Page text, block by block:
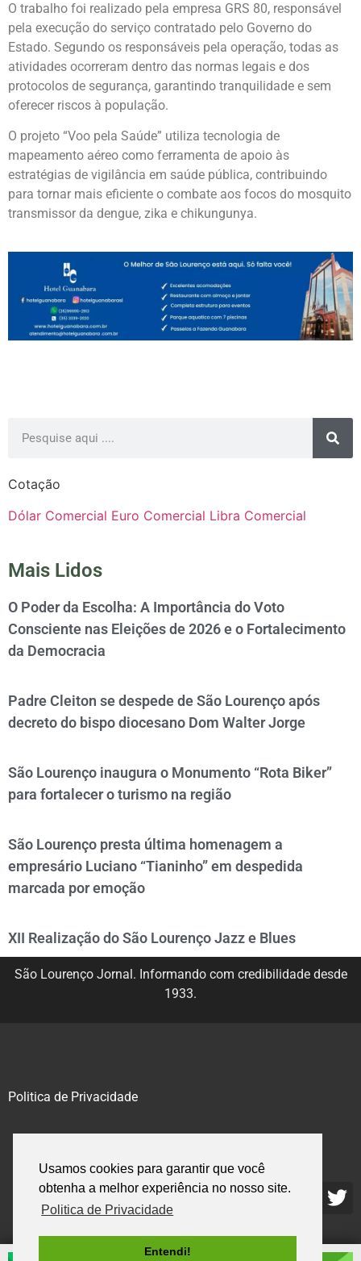
Usamos cookies para garantir que você
obtenha a melhor experiência no nosso site.
Politica de Privacidade
Entendi!
O trabalho foi realizado pela empresa GRS 80, responsável
pela execução do serviço contratado pelo Governo do
Estado. Segundo os responsáveis pela operação, todas as
atividades ocorreram dentro das normas legais e dos
protocolos de segurança, garantindo tranquilidade e sem
oferecer riscos à população.
O projeto “Voo pela Saúde” utiliza tecnologia de
mapeamento aéreo como ferramenta de apoio às
estratégias de vigilância em saúde pública, contribuindo
para tornar mais eficiente o combate aos focos do mosquito
transmissor da dengue, zika e chikungunya.
Cotação
Dólar Comercial Euro Comercial Libra Comercial
Mais Lidos
O Poder da Escolha: A Importância do Voto
Consciente nas Eleições de 2026 e o Fortalecimento
da Democracia
Padre Cleiton se despede de São Lourenço após
decreto do bispo diocesano Dom Walter Jorge
São Lourenço inaugura o Monumento “Rota Biker”
para fortalecer o turismo na região
São Lourenço presta última homenagem a
empresário Luciano “Tianinho” em despedida
marcada por emoção
XII Realização do São Lourenço Jazz e Blues
São Lourenço Jornal. Informando com credibilidade desde
1933.
Politica de Privacidade